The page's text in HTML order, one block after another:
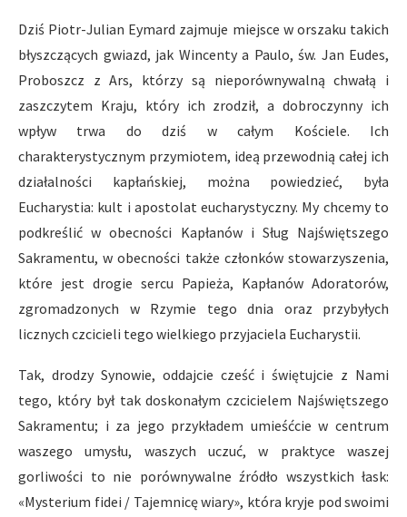
Dziś Piotr-Julian Eymard zajmuje miejsce w orszaku takich
błyszczących gwiazd, jak Wincenty a Paulo, św. Jan Eudes,
Proboszcz z Ars, którzy są nieporównywalną chwałą i
zaszczytem Kraju, który ich zrodził, a dobroczynny ich
wpływ trwa do dziś w całym Kościele. Ich
charakterystycznym przymiotem, ideą przewodnią całej ich
działalności kapłańskiej, można powiedzieć, była
Eucharystia: kult i apostolat eucharystyczny. My chcemy to
podkreślić w obecności Kapłanów i Sług Najświętszego
Sakramentu, w obecności także członków stowarzyszenia,
które jest drogie sercu Papieża, Kapłanów Adoratorów,
zgromadzonych w Rzymie tego dnia oraz przybyłych
licznych czcicieli tego wielkiego przyjaciela Eucharystii.
Tak, drodzy Synowie, oddajcie cześć i świętujcie z Nami
tego, który był tak doskonałym czcicielem Najświętszego
Sakramentu; i za jego przykładem umieśćcie w centrum
waszego umysłu, waszych uczuć, w praktyce waszej
gorliwości to nie porównywalne źródło wszystkich łask:
«Mysterium fidei / Tajemnicę wiary», która kryje pod swoimi